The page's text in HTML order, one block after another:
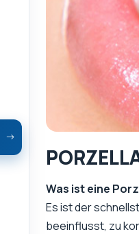
Was ist eine
Es ist der
beeinflusst, zu